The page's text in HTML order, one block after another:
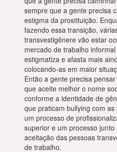
sempre que a gente precisa
estigma da prostituição.
fazendo essa transição,
transvestigênere vão estar
mercado de trabalho
estigmatiza e afasta mais
colocando-as em maior
Então a gente precisa
que aceite melhor o nome
conforme a identidade de
que praticam bullying com
um processo de
superior e um processo
aceitação das pessoas
de trabalho.